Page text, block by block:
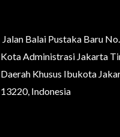
Jalan Balai Pustaka Baru
Kota Administrasi Jakarta
Daerah Khusus Ibukota
13220, Indonesia